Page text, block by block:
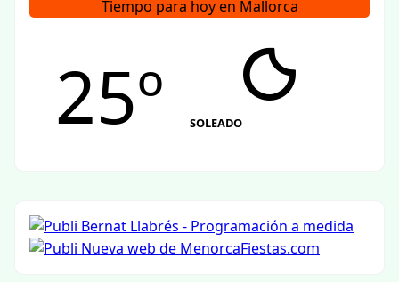
Tiempo para hoy en Mallorca
25º SOLEADO